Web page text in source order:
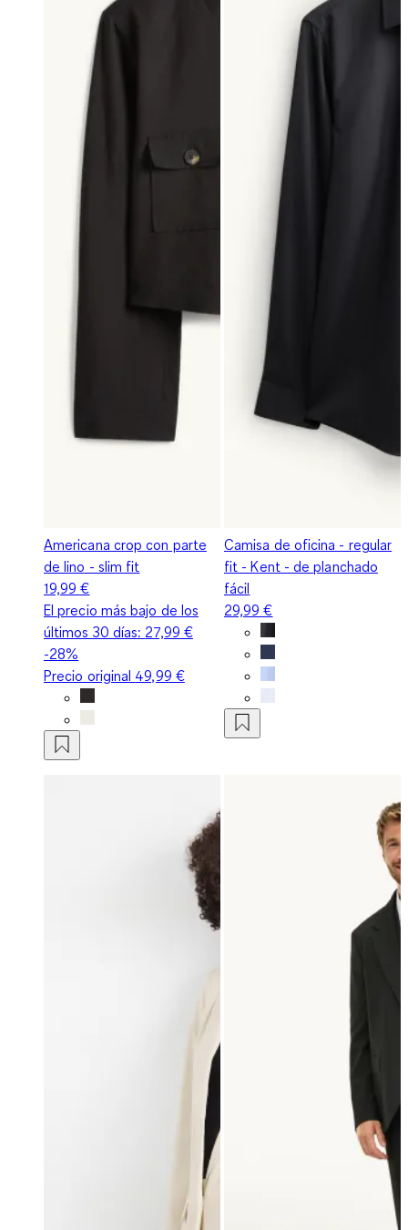
Americana crop con parte
de lino - slim fit
19,99 €
El precio más bajo de los
últimos 30 días: 27,99 €
-28%
Precio original 49,99 €
Camisa de oficina - regular
fit - Kent - de planchado
fácil
29,99 €